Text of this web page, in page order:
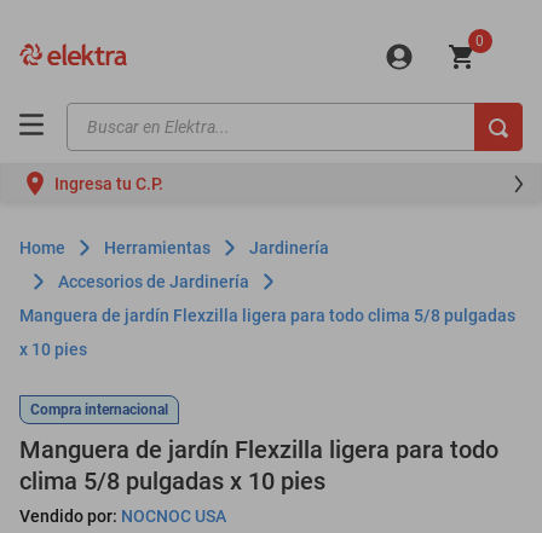
0
Buscar en Elektra...
Ingresa tu C.P.
Herramientas
Jardinería
Accesorios de Jardinería
Manguera de jardín Flexzilla ligera para todo clima 5/8 pulgadas
x 10 pies
Compra internacional
Manguera de jardín Flexzilla ligera para todo
clima 5/8 pulgadas x 10 pies
Vendido por: NOCNOC USA
motos
moto
celulares
iphones
lavadoras
colchones
salas